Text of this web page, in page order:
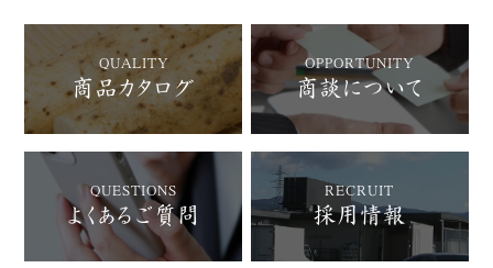
QUALITY
商品カタログ
OPPORTUNITY
商談について
QUESTIONS
よくあるご質問
RECRUIT
採用情報